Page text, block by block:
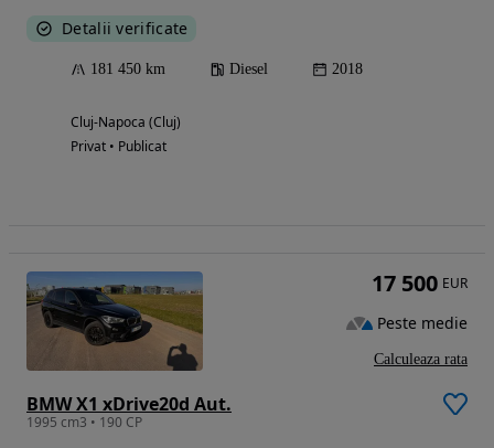
Detalii verificate
181 450 km Diesel 2018
Cluj-Napoca (Cluj)
Privat • Publicat
BMW X1 xDrive20d Aut.
1995 cm3 • 190 CP
17 500 EUR
Peste medie
Calculeaza rata